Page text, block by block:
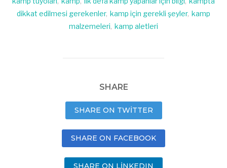
dikkat edilmesi gerekenler, kamp için gerekli şeyler, kamp
malzemeleri, kamp aletleri
SHARE
SHARE ON TWITTER
SHARE ON FACEBOOK
SHARE ON LINKEDIN